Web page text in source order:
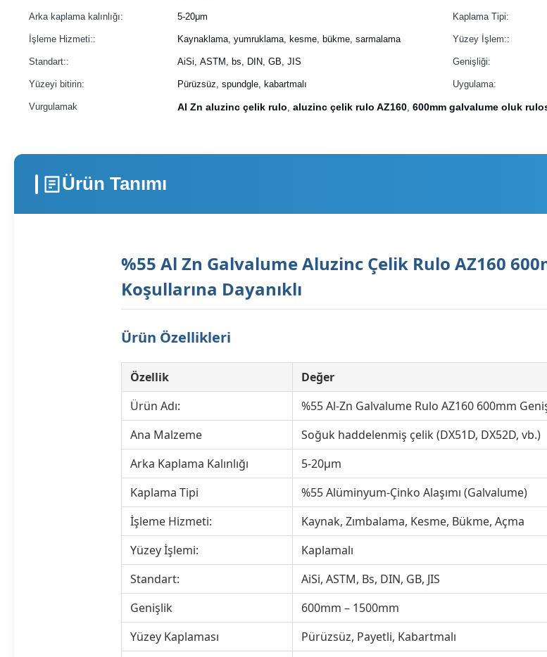
Arka kaplama kalınlığı: 5-20μm Kaplama Tipi:
İşleme Hizmeti:: Kaynaklama, yumruklama, kesme, bükme, sarmalama Yüzey İşlem::
Standart:: AiSi, ASTM, bs, DIN, GB, JIS Genişliği:
Yüzeyi bitirin: Pürüzsüz, spundgle, kabartmalı Uygulama:
Vurgulamak Al Zn aluzinc çelik rulo, aluzinc çelik rulo AZ160, 600mm galvalume oluk
Ürün Tanımı
%55 Al Zn Galvalume Aluzinc Çelik Rulo AZ160
Koşullarına Dayanıklı
Ürün Özellikleri
Özellik
Değer
Ürün Adı:
%55 Al-Zn Galvalume Rulo AZ160 600mm
Ana Malzeme
Soğuk haddelenmiş çelik (DX51D, DX52D, vb.)
Arka Kaplama Kalınlığı
5-20μm
Kaplama Tipi
%55 Alüminyum-Çinko Alaşımı (Galvalume)
İşleme Hizmeti:
Kaynak, Zımbalama, Kesme, Bükme, Açma
Yüzey İşlemi:
Kaplamalı
Standart:
AiSi, ASTM, Bs, DIN, GB, JIS
Genişlik
600mm – 1500mm
Yüzey Kaplaması
Pürüzsüz, Payetli, Kabartmalı